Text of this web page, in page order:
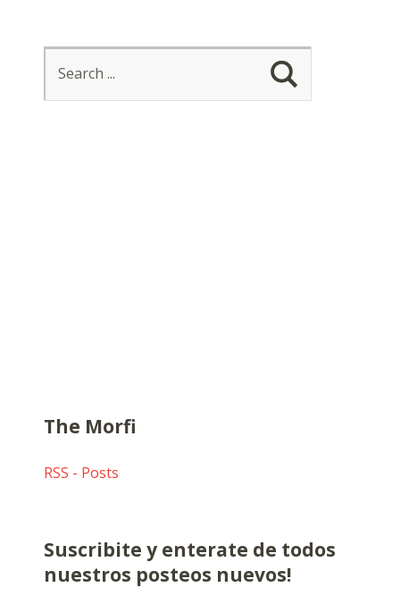
The Morfi
RSS - Posts
Suscribite y enterate de todos
nuestros posteos nuevos!